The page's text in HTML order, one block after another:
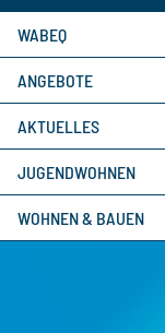
WABEQ
ANGEBOTE
AKTUELLES
JUGENDWOHNEN
WOHNEN & BAUEN